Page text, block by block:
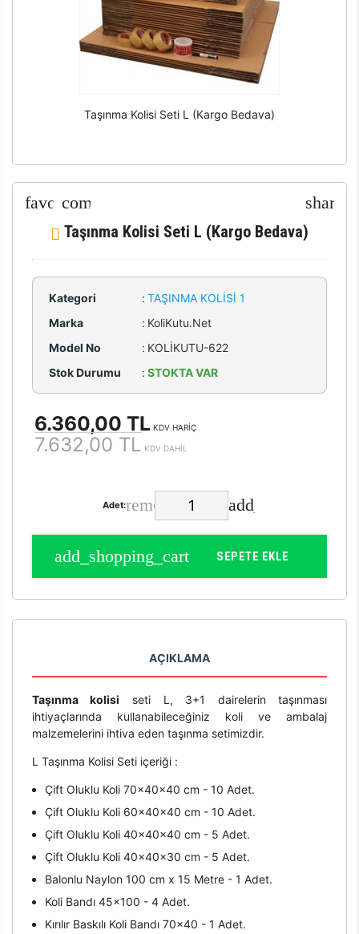
Taşınma Kolisi Seti L (Kargo Bedava)
Taşınma Kolisi Seti L (Kargo Bedava)
Kategori : TAŞINMA KOLISI 1
Marka
: KoliKutu.Net
Model No
: KOLİKUTU-622
Stok Durumu
: STOKTA VAR
6.360,00 TL KDV HARİÇ
7.632,00 TL KDV DAHİL
Adet:
SEPETE EKLE
AÇIKLAMA
Taşınma kolisi seti L, 3+1 dairelerin taşınması
ihtiyaçlarında kullanabileceğiniz koli ve ambalaj
malzemelerini ihtiva eden taşınma setimizdir.
L Taşınma Kolisi Seti içeriği :
Çift Oluklu Koli 70x40x40 cm - 10 Adet.
Çift Oluklu Koli 60x40x40 cm - 10 Adet.
Çift Oluklu Koli 40x40x40 cm - 5 Adet.
Çift Oluklu Koli 40x40x30 cm - 5 Adet.
Balonlu Naylon 100 cm x 15 Metre - 1 Adet.
Koli Bandı 45x100 - 4 Adet.
Kırılır Baskılı Koli Bandı 70x40 - 1 Adet.